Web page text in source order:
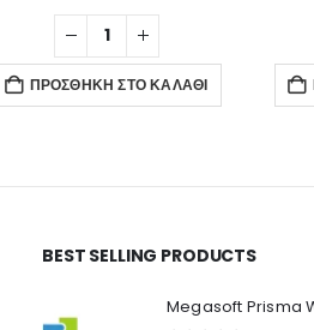
ΠΡΟΣΘΉΚΗ ΣΤΟ ΚΑΛΆΘΙ
BEST SELLING PRODUCTS